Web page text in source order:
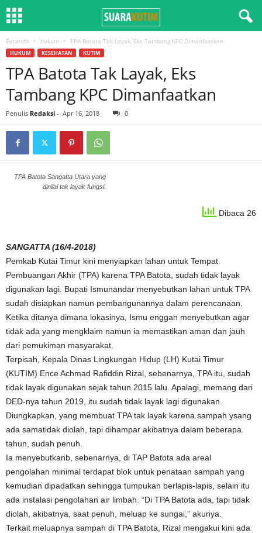
Beranda hukum TPA Batota Tak Layak, Eks Tambang KPC Dimanfaatkan
HUKUM KESEHATAN KUTIM
TPA Batota Tak Layak, Eks
Tambang KPC Dimanfaatkan
Penulis Redaksi - Apr 16, 2018 0
TPA Batota Sangatta Utara yang
dinilai tak layak fungsi.
Dibaca 26
SANGATTA (16/4-2018)
Pemkab Kutai Timur kini menyiapkan lahan untuk Tempat
Pembuangan Akhir (TPA) karena TPA Batota, sudah tidak layak
digunakan lagi. Bupati Ismunandar menyebutkan lahan untuk TPA
sudah disiapkan namun pembangunannya dalam perencanaan.
Ketika ditanya dimana lokasinya, Ismu enggan menyebutkan agar
tidak ada yang mengklaim namun ia memastikan aman dan jauh
dari pemukiman masyarakat.
Terpisah, Kepala Dinas Lingkungan Hidup (LH) Kutai Timur
(KUTIM) Ence Achmad Rafiddin Rizal, sebenarnya, TPA itu, sudah
tidak layak digunakan sejak tahun 2015 lalu. Apalagi, memang dari
DED-nya tahun 2019, itu sudah tidak layak lagi digunakan.
Diungkapkan, yang membuat TPA tak layak karena sampah ysang
ada samatidak diolah, tapi dihampar akibatnya dalam beberapa
tahun, sudah penuh.
Ia menyebutkanb, sebenarnya, di TAP Batota ada areal
pengolahan minimal terdapat blok untuk penataan sampah yang
kemudian dipadatkan sehingga tumpukan berlapis-lapis, selain itu
ada instalasi pengolahan air limbah. “Di TPA Batota ada, tapi tidak
diolah, akibatnya, saat penuh, meluap ke sungai,” akunya.
Terkait meluapnya sampah di TPA Batota, Rizal mengakui kini ada